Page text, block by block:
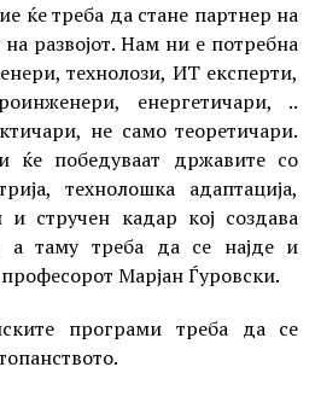
ќе треба да стане партнер на
развојот. Нам ни е потребна
технолози, ИТ експерти,
енергетичари, ..
не само теоретичари.
ќе победуваат државите со
технолошка адаптација,
и стручен кадар кој создава
а таму треба да се најде и
Марјан Ѓуровски.
програми треба да се